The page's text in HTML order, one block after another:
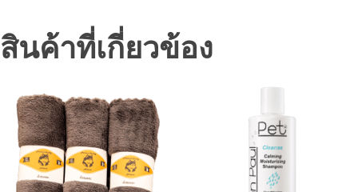
สินค้าที่เกี่ยวข้อง